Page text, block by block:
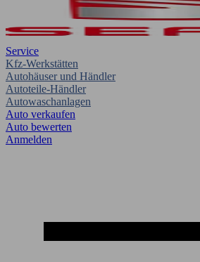
Service
Kfz-Werkstätten
Autohäuser und Händler
Autoteile-Händler
Autowaschanlagen
Auto verkaufen
Auto bewerten
Anmelden